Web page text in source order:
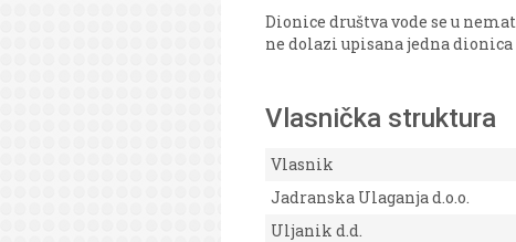
Dionice društva vode se u
ne dolazi upisana jedna
Vlasnička struktura
Vlasnik
Jadranska Ulaganja d.o.o.
Uljanik d.d.